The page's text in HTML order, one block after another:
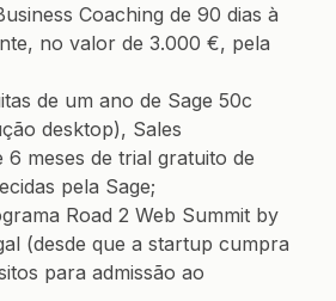
Coaching de 90 dias à
no valor de 3.000 €, pela
de um ano de Sage 50c
desktop), Sales
6 meses de trial gratuito de
pela Sage;
Road 2 Web Summit by
(desde que a startup cumpra
para admissão ao